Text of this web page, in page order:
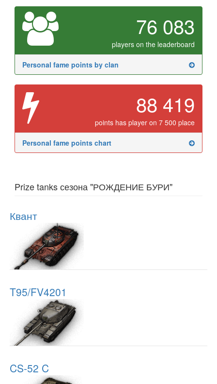
76 083
players on the leaderboard
Personal fame points by clan
88 419
points has player on 7 500 place
Personal fame points chart
Prize tanks сезона "РОЖДЕНИЕ БУРИ"
Квант
T95/FV4201
CS-52 C